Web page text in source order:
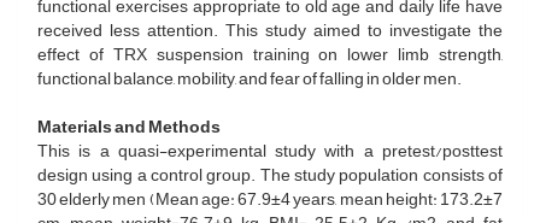
functional exercises appropriate to old age and daily life have
received less attention. This study aimed to investigate the
effect of TRX suspension training on lower limb strength,
functional balance, mobility, and fear of falling in older men.
Materials and Methods
This is a quasi-experimental study with a pretest/posttest
design using a control group. The study population consists of
30 elderly men (Mean age: 67.9±4 years, mean height: 173.2±7